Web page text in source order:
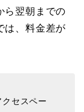
ら翌朝までの
は、料金差が
セスペー